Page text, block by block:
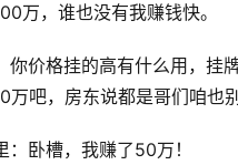
万，谁也没有我赚钱快。
你价格挂的高有什么用，挂
万吧，房东说都是哥们咱也
：卧槽，我赚了50万！